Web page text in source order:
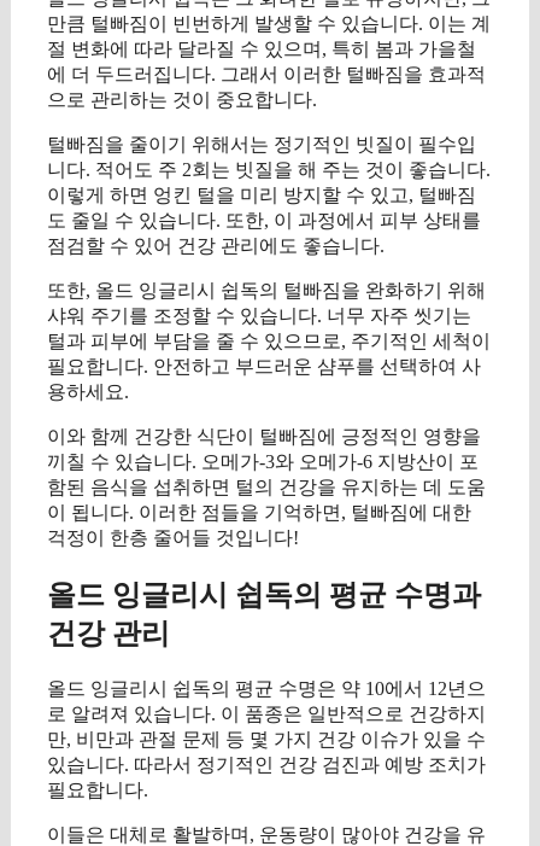
만큼 털빠짐이 빈번하게 발생할 수 있습니다. 이는 계
절 변화에 따라 달라질 수 있으며, 특히 봄과 가을철
에 더 두드러집니다. 그래서 이러한 털빠짐을 효과적
으로 관리하는 것이 중요합니다.
털빠짐을 줄이기 위해서는 정기적인 빗질이 필수입
니다. 적어도 주 2회는 빗질을 해 주는 것이 좋습니다.
이렇게 하면 엉킨 털을 미리 방지할 수 있고, 털빠짐
도 줄일 수 있습니다. 또한, 이 과정에서 피부 상태를
점검할 수 있어 건강 관리에도 좋습니다.
또한, 올드 잉글리시 쉽독의 털빠짐을 완화하기 위해
샤워 주기를 조정할 수 있습니다. 너무 자주 씻기는
털과 피부에 부담을 줄 수 있으므로, 주기적인 세척이
필요합니다. 안전하고 부드러운 샴푸를 선택하여 사
용하세요.
이와 함께 건강한 식단이 털빠짐에 긍정적인 영향을
끼칠 수 있습니다. 오메가-3와 오메가-6 지방산이 포
함된 음식을 섭취하면 털의 건강을 유지하는 데 도움
이 됩니다. 이러한 점들을 기억하면, 털빠짐에 대한
걱정이 한층 줄어들 것입니다!
올드 잉글리시 쉽독의 평균 수명과
건강 관리
올드 잉글리시 쉽독의 평균 수명은 약 10에서 12년으
로 알려져 있습니다. 이 품종은 일반적으로 건강하지
만, 비만과 관절 문제 등 몇 가지 건강 이슈가 있을 수
있습니다. 따라서 정기적인 건강 검진과 예방 조치가
필요합니다.
이들은 대체로 활발하며, 운동량이 많아야 건강을 유